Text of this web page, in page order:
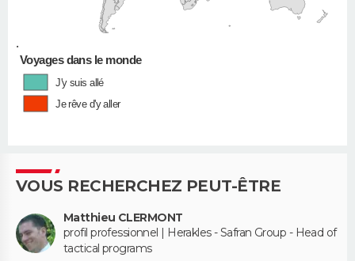
•
Voyages dans le monde
J'y suis allé
Je rêve d'y aller
VOUS RECHERCHEZ PEUT-ÊTRE
Matthieu CLERMONT
profil professionnel | Herakles - Safran Group - Head of
tactical programs